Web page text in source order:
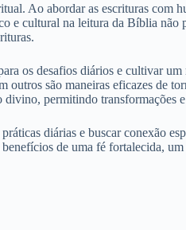
Ao abordar as escrituras com
cultural na leitura da Bíblia não
os desafios diários e cultivar
outros são maneiras eficazes de
permitindo transformações
diárias e buscar conexão
de uma fé fortalecida,